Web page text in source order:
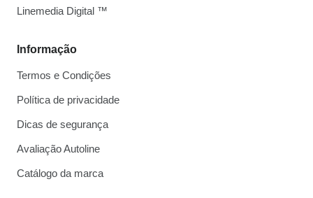
Informação
Termos e Condições
Política de privacidade
Dicas de segurança
Avaliação Autoline
Catálogo da marca
Linemedia Digital ™